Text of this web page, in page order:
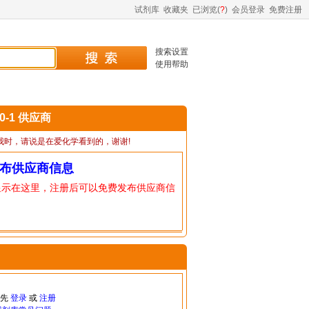
试剂库 收藏夹 已浏览(?) 会员登录 免费注册
搜索设置
使用帮助
1 供应商
时，请说是在爱化学看到的，谢谢!
供应商信息
在这里，注册后可以免费发布供应商信
登录或 注册